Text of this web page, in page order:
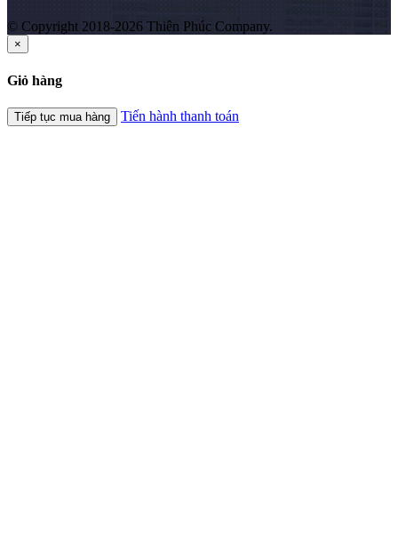
© Copyright 2018-2026 Thiên Phúc Company.
×
Giỏ hàng
Tiếp tục mua hàng Tiến hành thanh toán